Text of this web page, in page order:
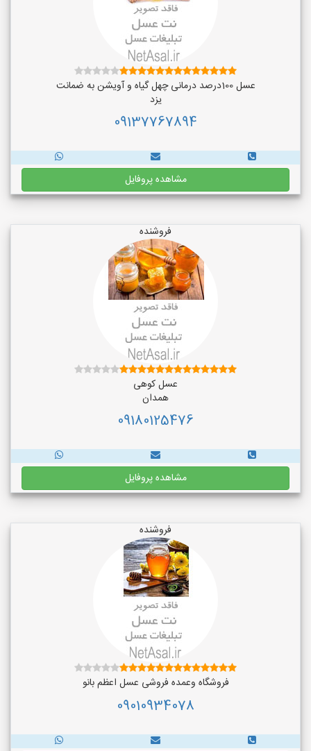
عسل 100درصد درمانی چهل گیاه و آویشن به ضمانت
یزد
09137767894
مشاهده پروفایل
فروشنده
عسل کوهی
همدان
09180125476
مشاهده پروفایل
فروشنده
فروشگاه وعمده فروشی عسل اعظم بانو
09010934078